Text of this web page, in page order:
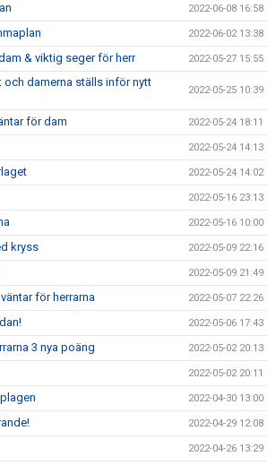
2022-06-08 16:58
2022-06-02 13:38
& viktig seger för herr 2022-05-27 15:55
och damerna ställs inför nytt
2022-05-25 10:39
för dam 2022-05-24 18:11
2022-05-24 14:13
2022-05-24 14:02
2022-05-16 23:13
2022-05-16 10:00
kryss 2022-05-09 22:16
2022-05-09 21:49
för herrarna 2022-05-07 22:26
2022-05-06 17:43
3 nya poäng 2022-05-02 20:13
2022-05-02 20:11
2022-04-30 13:00
2022-04-29 12:08
2022-04-26 13:29